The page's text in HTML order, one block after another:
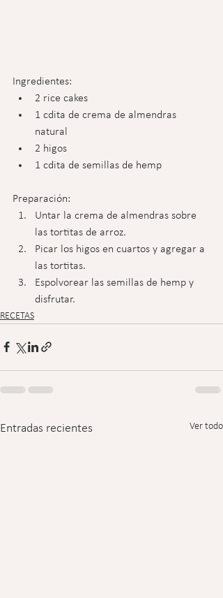
Ingredientes:
2 rice cakes
1 cdita de crema de almendras
natural
2 higos
1 cdita de semillas de hemp
Preparación:
Untar la crema de almendras sobre
las tortitas de arroz.
Picar los higos en cuartos y agregar a
las tortitas.
Espolvorear las semillas de hemp y
disfrutar.
RECETAS
Entradas recientes Ver todo